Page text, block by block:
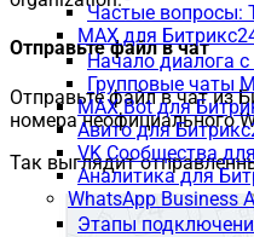
Частые вопросы:
MAX для
Начало диалога
Групповые чаты
MAX Bot для
Авито для
VK Сообщества
Аналитика для
WhatsApp Business
Этапы
Отправьте файл в чат
Отправьте файл в чат из
номера неофициального
Так выглядит